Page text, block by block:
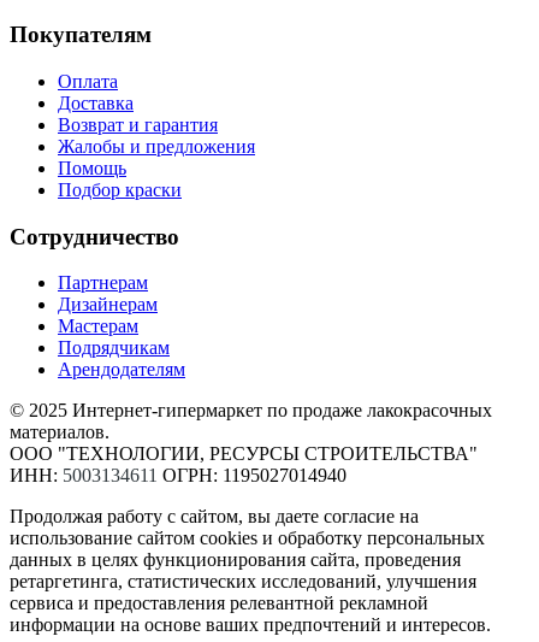
Покупателям
Оплата
Доставка
Возврат и гарантия
Жалобы и предложения
Помощь
Подбор краски
Сотрудничество
Партнерам
Дизайнерам
Мастерам
Подрядчикам
Арендодателям
© 2025 Интернет-гипермаркет по продаже лакокрасочных
материалов.
ООО "ТЕХНОЛОГИИ, РЕСУРСЫ СТРОИТЕЛЬСТВА"
ИНН: 5003134611 ОГРН: 1195027014940
Продолжая работу с сайтом, вы даете согласие на
использование сайтом cookies и обработку персональных
данных в целях функционирования сайта, проведения
ретаргетинга, статистических исследований, улучшения
сервиса и предоставления релевантной рекламной
информации на основе ваших предпочтений и интересов.